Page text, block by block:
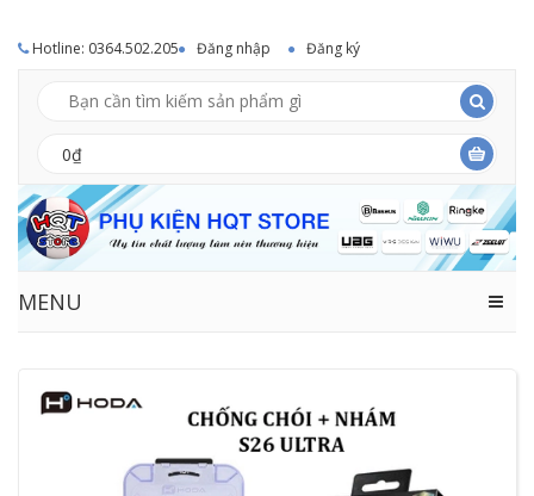
Hotline: 0364.502.205 Đăng nhập Đăng ký
0₫
MENU